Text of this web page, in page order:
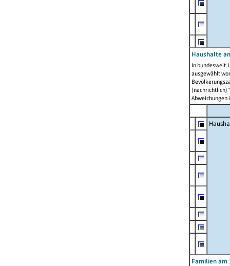
Haushalte
In bundesweit
ausgewählt
Abweichungen
Familien am